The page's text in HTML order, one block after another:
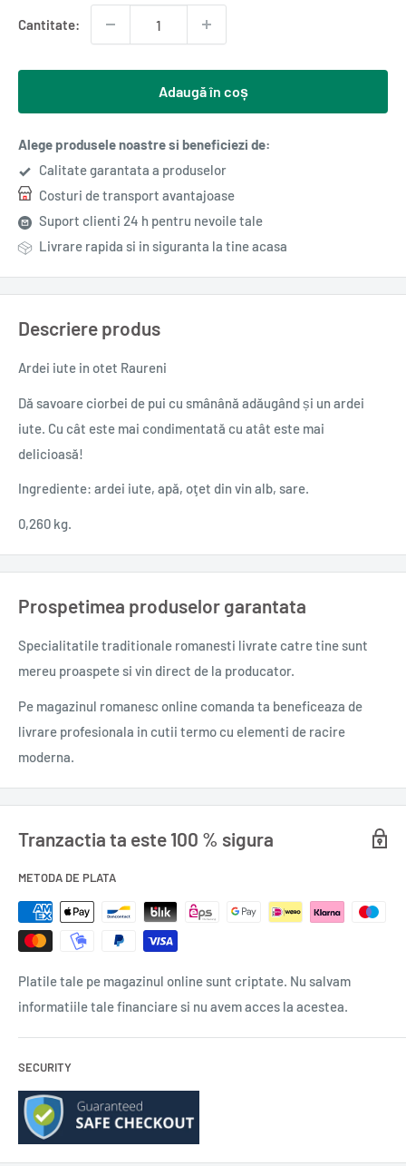
Cantitate:
Adaugă în coș
Alege produsele noastre si beneficiezi de:
Calitate garantata a produselor
Costuri de transport avantajoase
Suport clienti 24 h pentru nevoile tale
Livrare rapida si in siguranta la tine acasa
Descriere produs
Ardei iute in otet Raureni
Dă savoare ciorbei de pui cu smânână adăugând și un ardei
iute. Cu cât este mai condimentată cu atât este mai
delicioasă!
Ingrediente: ardei iute, apă, oţet din vin alb, sare.
0,260 kg.
Prospetimea produselor garantata
Specialitatile traditionale romanesti livrate catre tine sunt
mereu proaspete si vin direct de la producator.
Pe magazinul romanesc online comanda ta beneficeaza de
livrare profesionala in cutii termo cu elementi de racire
moderna.
Tranzactia ta este 100 % sigura
METODA DE PLATA
Platile tale pe magazinul online sunt criptate. Nu salvam
informatiile tale financiare si nu avem acces la acestea.
SECURITY